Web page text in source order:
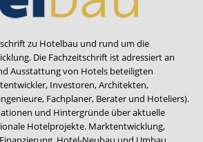
zu Hotelbau und rund um die
Die Fachzeitschrift ist adressiert an
Ausstattung von Hotels beteiligten
Investoren, Architekten,
Fachplaner, Berater und Hoteliers).
und Hintergründe über aktuelle
Hotelprojekte. Marktentwicklung,